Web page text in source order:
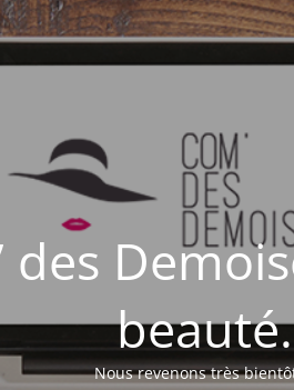
des
beauté.
Nous revenons très